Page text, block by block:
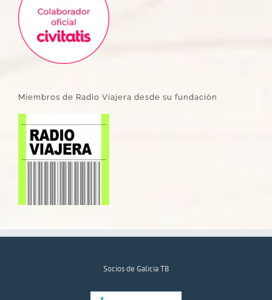
Miembros de Radio Viajera desde su fundación
Socios de Galicia TB